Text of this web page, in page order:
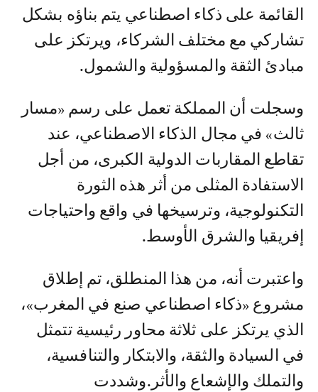
القائمة على ذكاء اصطناعي يتم بناؤه بشكل
تشاركي مع مختلف الشركاء، ويرتكز على
مبادئ الثقة والمسؤولية والشمول.
وسجلت أن المملكة تعمل على رسم «مسار
ثالث» في مجال الذكاء الاصطناعي، عند
تقاطع المقاربات الدولية الكبرى، من أجل
الاستفادة المثلى من أثر هذه الثورة
التكنولوجية، وترسيخها في واقع واحتياجات
إفريقيا والشرق الأوسط.
واعتبرت أنه، من هذا المنطلق، تم إطلاق
مشروع «ذكاء اصطناعي صنع في المغرب»،
الذي يرتكز على ثلاثة محاور رئيسية تتمثل
في السيادة والثقة، والابتكار والتنافسية،
والتملك والإشعاع والأثر.وشددت